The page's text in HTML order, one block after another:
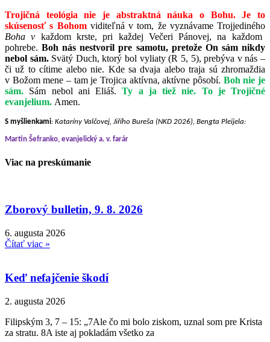
Trojičná teológia nie je abstraktná náuka o Bohu. Je to
skúsenosť s Bohom viditeľná v tom, že vyznávame Trojjediného
Boha v každom krste, pri každej Večeri Pánovej, na každom
pohrebe.Boh nás nestvoril pre samotu, pretože On sám nikdy
nebol sám.Svätý Duch, ktorý bol vyliaty (R 5, 5), prebýva v nás –
či už to cítime alebo nie. Kde sa dvaja alebo traja sú zhromaždia
v Božom mene – tam je Trojica aktívna, aktívne pôsobí. Boh nie je
sám. Sám nebol ani Eliáš.Ty a ja tiež nie. To je Trojičné
evanjelium. Amen.
S myšlienkami: Kataríny Valčovej, Jiřího Bureša (NKD 2026), Bengta Pleijela:
Martin Šefranko, evanjelický a. v. farár
Viac na preskúmanie
Zborový bulletin, 9. 8. 2026
6. augusta 2026
Čítať viac »
Keď nefajčenie škodí
2. augusta 2026
Filipským 3, 7 – 15: „7Ale čo mi bolo ziskom, uznal som pre Krista
za stratu. 8A iste aj pokladám všetko za